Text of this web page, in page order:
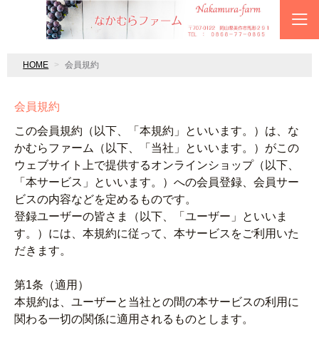
HOME 会員規約
会員規約
この会員規約（以下、「本規約」といいます。）は、な
かむらファーム（以下、「当社」といいます。）がこの
ウェブサイト上で提供するオンラインショップ（以下、
「本サービス」といいます。）への会員登録、会員サー
ビスの内容などを定めるものです。
登録ユーザーの皆さま（以下、「ユーザー」といいま
す。）には、本規約に従って、本サービスをご利用いた
だきます。
第1条（適用）
本規約は、ユーザーと当社との間の本サービスの利用に
関わる一切の関係に適用されるものとします。